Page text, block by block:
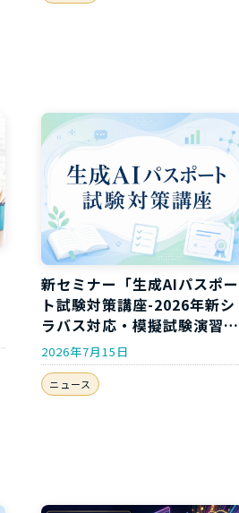
新セミナー「生成AIパスポー
ト試験対策講座-2026年新シ
ラバス対応・模擬試験演習付
き-」開講のお知らせ
2026年7月15日
ニュース